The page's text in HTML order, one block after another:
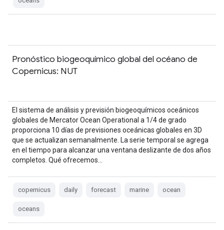
Pronóstico biogeoquímico global del océano de
Copernicus: NUT
El sistema de análisis y previsión biogeoquímicos oceánicos
globales de Mercator Ocean Operational a 1/4 de grado
proporciona 10 días de previsiones oceánicas globales en 3D
que se actualizan semanalmente. La serie temporal se agrega
en el tiempo para alcanzar una ventana deslizante de dos años
completos. Qué ofrecemos…
copernicus daily forecast marine ocean
oceans